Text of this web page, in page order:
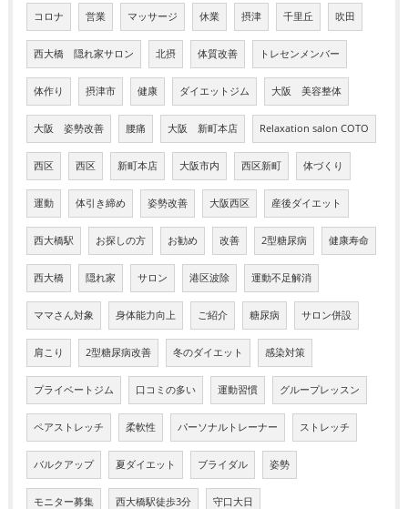
コロナ 営業 マッサージ 休業 摂津 千里丘 吹田
西大橋 隠れ家サロン 北摂 体質改善 トレセンメンバー
体作り 摂津市 健康 ダイエットジム 大阪 美容整体
大阪 姿勢改善 腰痛 大阪 新町本店 Relaxation salon COTO
西区 西区 新町本店 大阪市内 西区新町 体づくり
運動 体引き締め 姿勢改善 大阪西区 産後ダイエット
西大橋駅 お探しの方 お勧め 改善 2型糖尿病 健康寿命
西大橋 隠れ家 サロン 港区波除 運動不足解消
ママさん対象 身体能力向上 ご紹介 糖尿病 サロン併設
肩こり 2型糖尿病改善 冬のダイエット 感染対策
プライベートジム 口コミの多い 運動習慣 グループレッスン
ペアストレッチ 柔軟性 パーソナルトレーナー ストレッチ
バルクアップ 夏ダイエット ブライダル 姿勢
モニター募集 西大橋駅徒歩3分 守口大日